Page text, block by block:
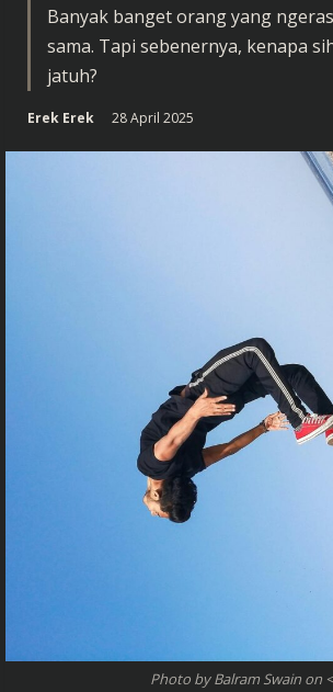
Banyak banget orang yang
sama. Tapi sebenernya, kenapa
jatuh?
Erek Erek 28 April 2025
Photo by Balram Swain on